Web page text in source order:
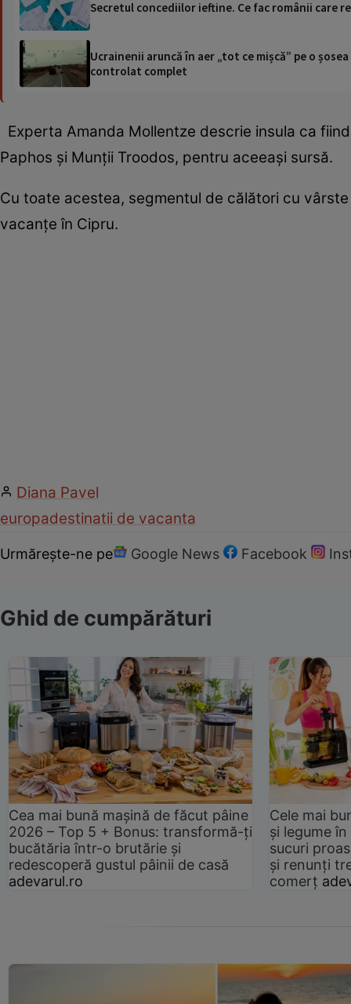
Secretul concediilor ieftine. Ce fac românii care
Ucrainenii aruncă în aer „tot ce mișcă” pe o
controlat complet
Experta Amanda Mollentze descrie insula ca
Paphos și Munții Troodos, pentru aceeași sursă.
Cu toate acestea, segmentul de călători cu
vacanțe în Cipru.
Diana Pavel
europadestinatii de vacanta
Urmărește-ne pe Google News Facebook
Ghid de cumpărături
Cea mai bună mașină de făcut pâine
2026 – Top 5 + Bonus: transformă-ți
bucătăria într-o brutărie și
redescoperă gustul pâinii de casă
adevarul.ro
Cele mai
și legume
sucuri
și renunți
comerț